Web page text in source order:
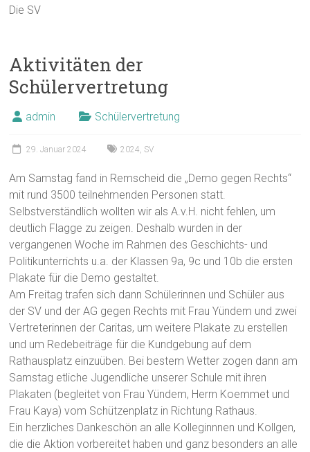
Die SV
Aktivitäten der
Schülervertretung
admin Schülervertretung
29. Januar 2024 2024, SV
Am Samstag fand in Remscheid die „Demo gegen Rechts“
mit rund 3500 teilnehmenden Personen statt.
Selbstverständlich wollten wir als A.v.H. nicht fehlen, um
deutlich Flagge zu zeigen. Deshalb wurden in der
vergangenen Woche im Rahmen des Geschichts- und
Politikunterrichts u.a. der Klassen 9a, 9c und 10b die ersten
Plakate für die Demo gestaltet.
Am Freitag trafen sich dann Schülerinnen und Schüler aus
der SV und der AG gegen Rechts mit Frau Yündem und zwei
Vertreterinnen der Caritas, um weitere Plakate zu erstellen
und um Redebeiträge für die Kundgebung auf dem
Rathausplatz einzuüben. Bei bestem Wetter zogen dann am
Samstag etliche Jugendliche unserer Schule mit ihren
Plakaten (begleitet von Frau Yündem, Herrn Koemmet und
Frau Kaya) vom Schützenplatz in Richtung Rathaus.
Ein herzliches Dankeschön an alle Kolleginnnen und Kollgen,
die die Aktion vorbereitet haben und ganz besonders an alle